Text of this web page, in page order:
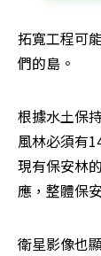
拓寬工程可
們的島。
根據水土保
風林必須有
現有保安林
應，整體保
衛星影像也